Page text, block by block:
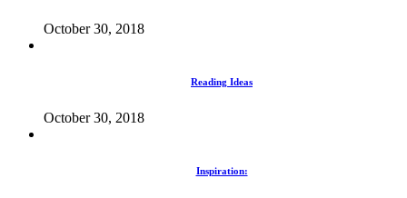
October 30, 2018
Reading Ideas
October 30, 2018
Inspiration: